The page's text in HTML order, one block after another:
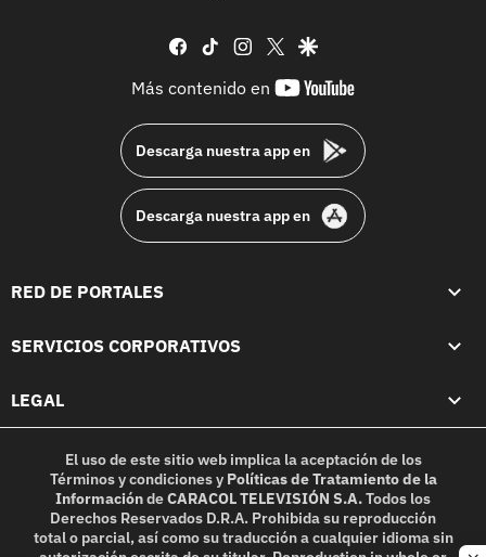
facebook
tiktok instagram
twittergoogle
Más contenido en
youtube-
Descarga nuestra app en
Descarga nuestra app en
RED DE PORTALES
SERVICIOS CORPORATIVOS
LEGAL
El uso de este sitio web implica la aceptación de los
Términos y condicionesy Políticas de Tratamiento de la
InformacióndeCARACOL TELEVISIÓN S.A.Todos los
Derechos Reservados D.R.A. Prohibida su reproducción
total o parcial, así como su traducción a cualquier idioma sin